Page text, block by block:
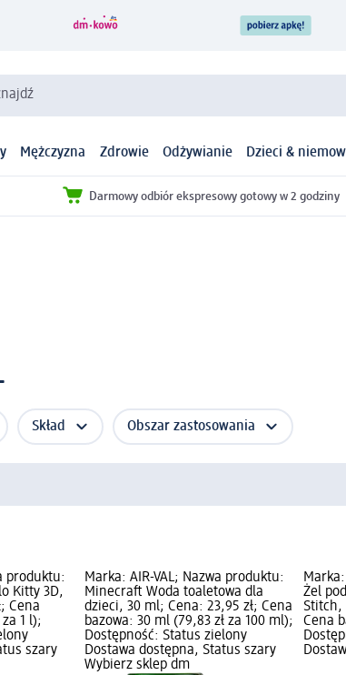
Mężczyzna Zdrowie Odżywianie Dzieci &
Darmowy odbiór ekspresowy gotowy w 2 godziny
Skład Obszar zastosowania
produktu:
Kitty 3D,
Cena
1 l);
szary
Marka: AIR-VAL; Nazwa produktu:
Minecraft Woda toaletowa dla
dzieci, 30 ml; Cena: 23,95 zł; Cena
bazowa: 30 ml (79,83 zł za 100 ml);
Dostępność: Status zielony
Dostawa dostępna, Status szary
Wybierz sklep dm
Żel
Stitch,
Cena